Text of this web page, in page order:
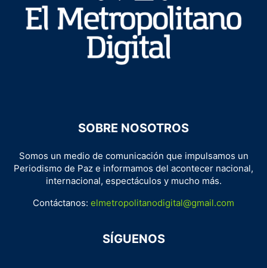
SOBRE NOSOTROS
Somos un medio de comunicación que impulsamos un
Periodismo de Paz e informamos del acontecer nacional,
internacional, espectáculos y mucho más.
Contáctanos: elmetropolitanodigital@gmail.com
SÍGUENOS